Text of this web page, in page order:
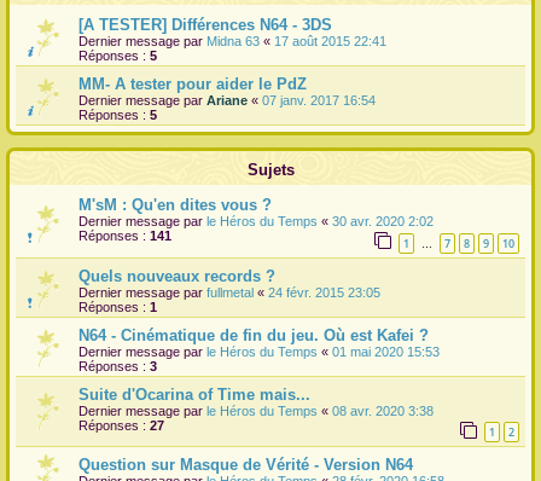
[A TESTER] Différences N64 - 3DS
Dernier message par Midna 63 « 17 août 2015 22:41
Réponses : 5
MM- A tester pour aider le PdZ
Dernier message par Ariane « 07 janv. 2017 16:54
Réponses : 5
Sujets
M'sM : Qu'en dites vous ?
Dernier message par le Héros du Temps « 30 avr. 2020 2:02
Réponses : 141 1 … 7 8 9 10
Quels nouveaux records ?
Dernier message par fullmetal « 24 févr. 2015 23:05
Réponses : 1
N64 - Cinématique de fin du jeu. Où est Kafei ?
Dernier message par le Héros du Temps « 01 mai 2020 15:53
Réponses : 3
Suite d'Ocarina of Time mais...
Dernier message par le Héros du Temps « 08 avr. 2020 3:38
Réponses : 27 1 2
Question sur Masque de Vérité - Version N64